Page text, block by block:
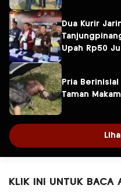
Dua Kurir
Upah Rp50
Pria
Taman
KLIK INI UNTUK BACA